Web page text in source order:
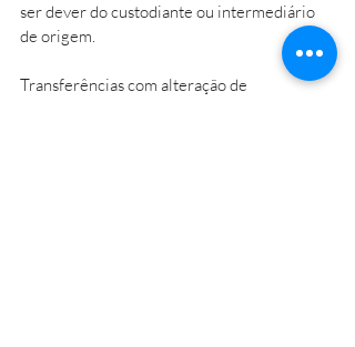
ser dever do custodiante ou intermediário
de origem.
Transferências com alteração de